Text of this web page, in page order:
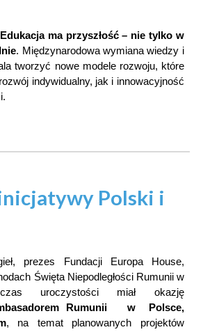
Edukacja ma przyszłość – nie tylko w
. Międzynarodowa wymiana wiedzy i
tworzyć nowe modele rozwoju, które
indywidualny, jak i innowacyjność
Polski i
prezes Fundacji Europa House,
Święta Niepodległości Rumunii w
uroczystości miał okazję
Rumunii
w Polsce,
, na temat planowanych projektów